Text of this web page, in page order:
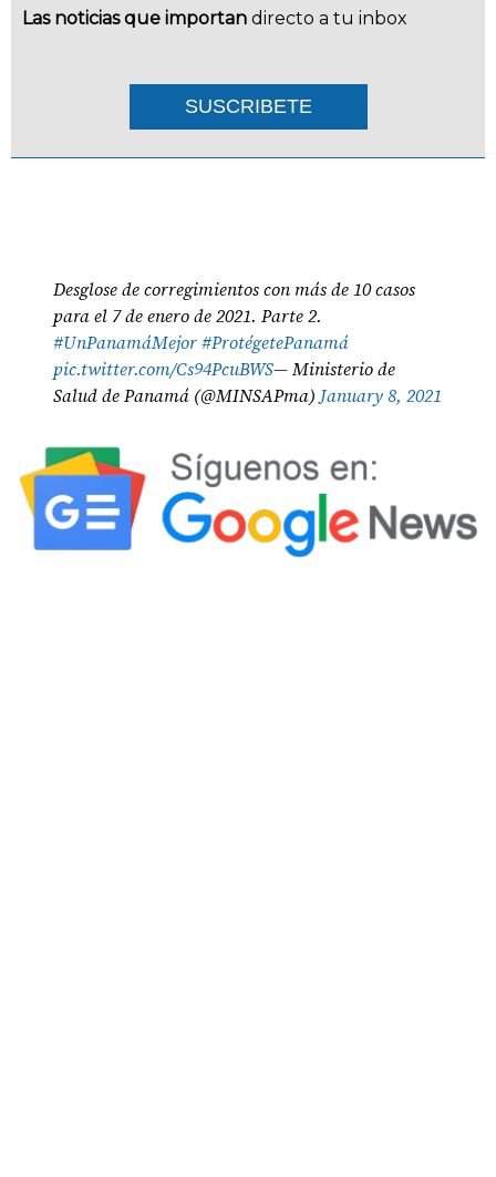
Las noticias que importan directo a tu inbox
SUSCRIBETE
Desglose de corregimientos con más de 10 casos
para el 7 de enero de 2021. Parte 2.
#UnPanamáMejor #ProtégetePanamá
pic.twitter.com/Cs94PcuBWS— Ministerio de
Salud de Panamá (@MINSAPma) January 8, 2021